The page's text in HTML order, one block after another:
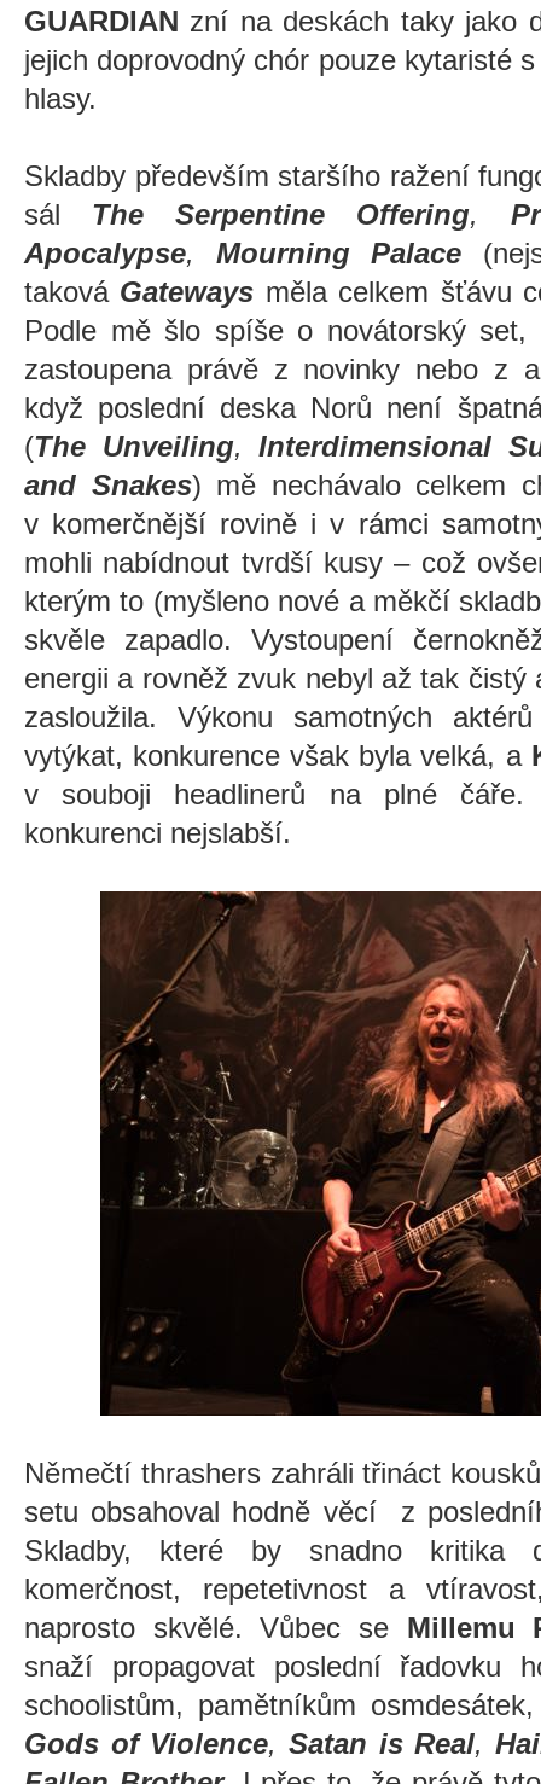
GUARDIAN zní na deskách taky jako
jejich doprovodný chór pouze kytaristé
hlasy.
Skladby především staršího ražení
sál The Serpentine Offering,
Apocalypse, Mourning Palace
taková Gateways měla celkem šťávu
Podle mě šlo spíše o novátorský set,
zastoupena právě z novinky nebo z
když poslední deska Norů není
(The Unveiling, Interdimensional
and Snakes) mě nechávalo celkem
v komerčnější rovině i v rámci
mohli nabídnout tvrdší kusy – což
kterým to (myšleno nové a měkčí
skvěle zapadlo. Vystoupení
energii a rovněž zvuk nebyl až tak
zasloužila. Výkonu samotných
vytýkat, konkurence však byla velká, a
v souboji headlinerů na plné
konkurenci nejslabší.
Němečtí thrashers zahráli třináct
setu obsahoval hodně věcí z
Skladby, které by snadno kritika
komerčnost, repetetivnost a
naprosto skvělé. Vůbec se Millemu
snaží propagovat poslední řadovku
schoolistům, pamětníkům
Gods of Violence, Satan is Real,